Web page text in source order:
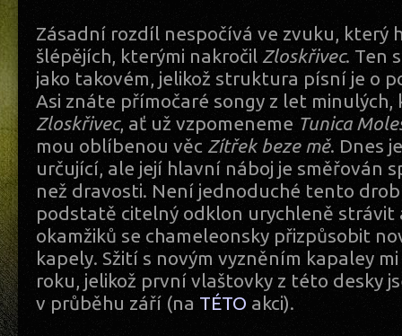
Zásadní rozdíl nespočívá ve zvuku, který
šlépějích, kterými nakročil Zloskřivec. Ten
jako takovém, jelikož struktura písní je o
Asi znáte přímočaré songy z let
Zloskřivec, ať už vzpomeneme Tunica
mou oblíbenou věc Zítřek beze mě. Dnes
určující, ale její hlavní náboj je směřován
než dravosti. Není jednoduché tento
podstatě citelný odklon urychleně strávit
okamžiků se chameleonsky přizpůsobit
kapely. Sžití s novým vyzněním kapaley
roku, jelikož první vlaštovky z této desky
v průběhu září (na TÉTO akci).